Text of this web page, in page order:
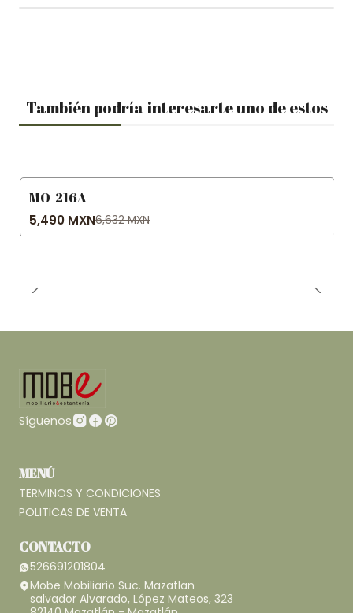
También podría interesarte uno de estos
-17% OFF
MO-216A
5,490 MXN6,632 MXN
Síguenos
MENÚ
TERMINOS Y CONDICIONES
POLITICAS DE VENTA
CONTACTO
526691201804
Mobe Mobiliario Suc. Mazatlan
salvador Alvarado, López Mateos, 323